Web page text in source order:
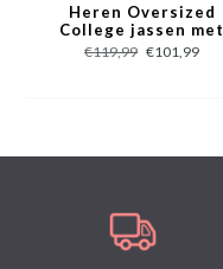
Heren Oversized
College jassen met
Capuchon - 8630 -
Zwart
€119,99 €101,99